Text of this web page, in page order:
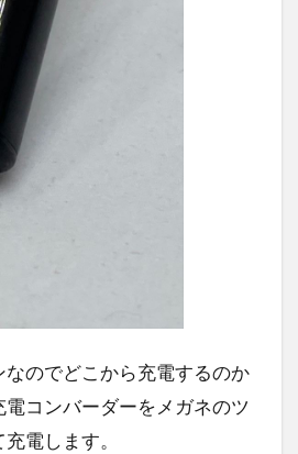
なのでどこから充電するのか
コンバーダーをメガネのツ
電します。